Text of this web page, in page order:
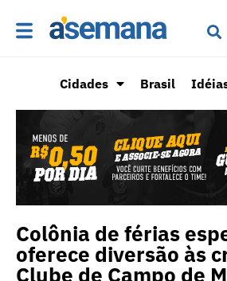
Cidades Brasil
Colônia de férias
oferece diversão às
Clube de Campo de